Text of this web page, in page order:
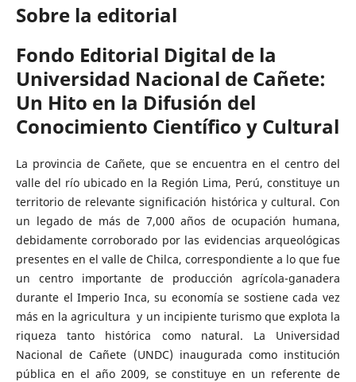
Sobre la editorial
Fondo Editorial Digital de la
Universidad Nacional de Cañete:
Un Hito en la Difusión del
Conocimiento Científico y Cultural
La provincia de Cañete, que se encuentra en el centro del
valle del río ubicado en la Región Lima, Perú, constituye un
territorio de relevante significación histórica y cultural. Con
un legado de más de 7,000 años de ocupación humana,
debidamente corroborado por las evidencias arqueológicas
presentes en el valle de Chilca, correspondiente a lo que fue
un centro importante de producción agrícola-ganadera
durante el Imperio Inca, su economía se sostiene cada vez
más en la agricultura y un incipiente turismo que explota la
riqueza tanto histórica como natural. La Universidad
Nacional de Cañete (UNDC) inaugurada como institución
pública en el año 2009, se constituye en un referente de